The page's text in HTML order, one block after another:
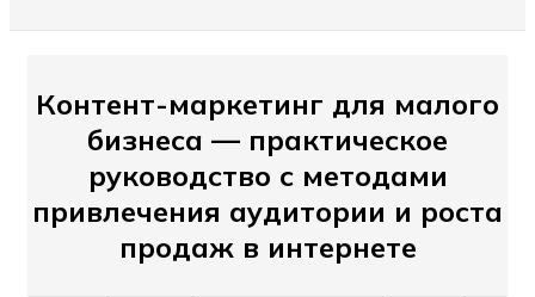
Контент-маркетинг для малого
бизнеса — практическое
руководство с методами
привлечения аудитории и роста
продаж в интернете